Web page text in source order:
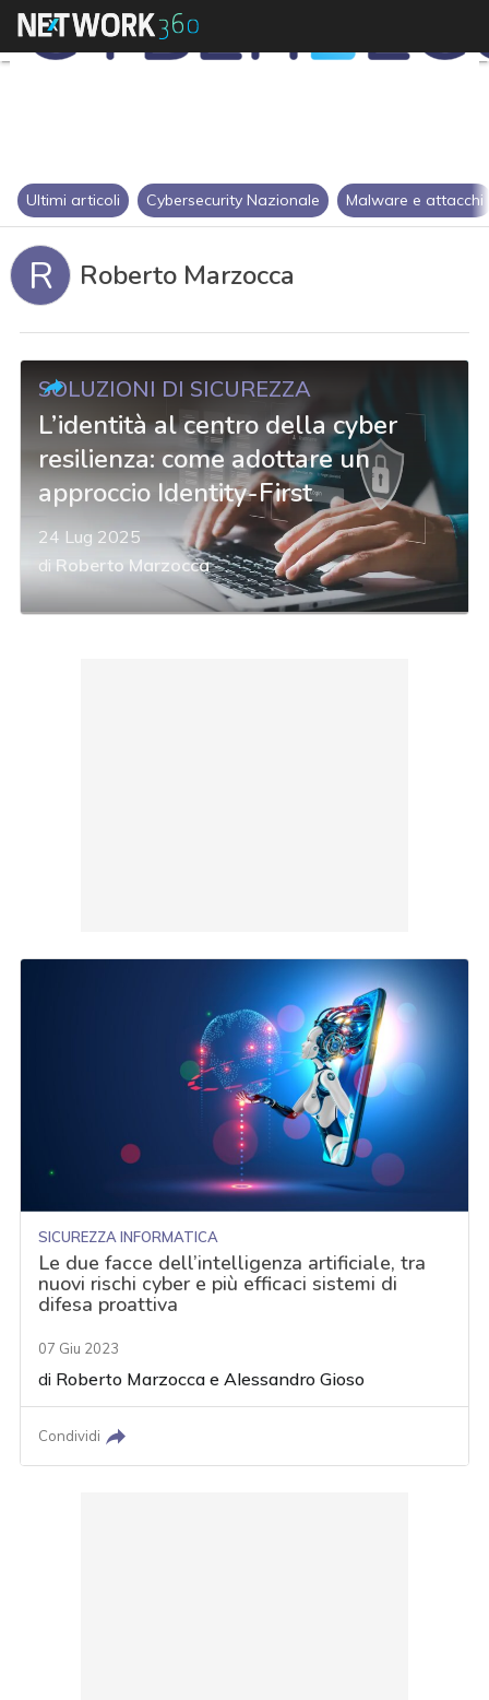
Ultimi articoli Cybersecurity Nazionale Malware e attacchi
R Roberto Marzocca
SOLUZIONI DI SICUREZZA
L’identità al centro della cyber
resilienza: come adottare un
approccio Identity-First
24 Lug 2025
di Roberto Marzocca
SICUREZZA INFORMATICA
Le due facce dell’intelligenza artificiale, tra
nuovi rischi cyber e più efficaci sistemi di
difesa proattiva
07 Giu 2023
di Roberto Marzocca eAlessandro Gioso
Condividi